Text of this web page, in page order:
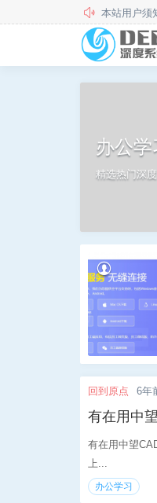
本站用户须
此站不再更
办公学
精选热门深
回到原点 6年
有在用中
有在用中望
上...
办公学习